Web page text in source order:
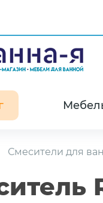
Смесители для